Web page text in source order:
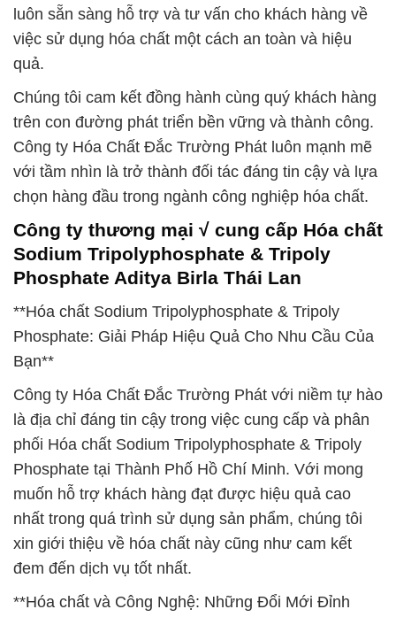
luôn sẵn sàng hỗ trợ và tư vấn cho khách hàng về
việc sử dụng hóa chất một cách an toàn và hiệu
quả.
Chúng tôi cam kết đồng hành cùng quý khách hàng
trên con đường phát triển bền vững và thành công.
Công ty Hóa Chất Đắc Trường Phát luôn mạnh mẽ
với tầm nhìn là trở thành đối tác đáng tin cậy và lựa
chọn hàng đầu trong ngành công nghiệp hóa chất.
Công ty thương mại √ cung cấp Hóa chất
Sodium Tripolyphosphate & Tripoly
Phosphate Aditya Birla Thái Lan
**Hóa chất Sodium Tripolyphosphate & Tripoly
Phosphate: Giải Pháp Hiệu Quả Cho Nhu Cầu Của
Bạn**
Công ty Hóa Chất Đắc Trường Phát với niềm tự hào
là địa chỉ đáng tin cậy trong việc cung cấp và phân
phối Hóa chất Sodium Tripolyphosphate & Tripoly
Phosphate tại Thành Phố Hồ Chí Minh. Với mong
muốn hỗ trợ khách hàng đạt được hiệu quả cao
nhất trong quá trình sử dụng sản phẩm, chúng tôi
xin giới thiệu về hóa chất này cũng như cam kết
đem đến dịch vụ tốt nhất.
**Hóa chất và Công Nghệ: Những Đổi Mới Đỉnh